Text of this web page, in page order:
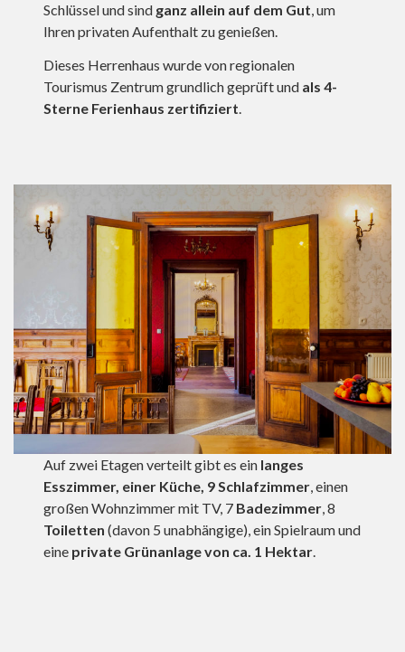
Schlüssel und sind ganz allein auf dem Gut, um
Ihren privaten Aufenthalt zu genießen.
Dieses Herrenhaus wurde von regionalen
Tourismus Zentrum grundlich geprüft und als 4-
Sterne Ferienhaus zertifiziert
Auf zwei Etagen verteilt gibt es ein langes
Esszimmer, einer Küche, 9 Schlafzimmer, einen
großen Wohnzimmer mit TV, 7 Badezimmer, 8
Toiletten (davon 5 unabhängige), ein Spielraum und
eine private Grünanlage von ca. 1 Hektar.